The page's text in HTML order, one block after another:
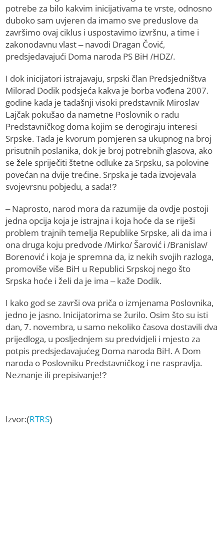
potrebe za bilo kakvim inicijativama te vrste, odnosno
duboko sam uvjeren da imamo sve preduslove da
završimo ovaj ciklus i uspostavimo izvršnu, a time i
zakonodavnu vlast – navodi Dragan Čović,
predsjedavajući Doma naroda PS BiH /HDZ/.
I dok inicijatori istrajavaju, srpski član Predsjedništva
Milorad Dodik podsjeća kakva je borba vođena 2007.
godine kada je tadašnji visoki predstavnik Miroslav
Lajčak pokušao da nametne Poslovnik o radu
Predstavničkog doma kojim se derogiraju interesi
Srpske. Tada je kvorum pomjeren sa ukupnog na broj
prisutnih poslanika, dok je broj potrebnih glasova, ako
se žele spriječiti štetne odluke za Srpsku, sa polovine
povećan na dvije trećine. Srpska je tada izvojevala
svojevrsnu pobjedu, a sada!?
– Naprosto, narod mora da razumije da ovdje postoji
jedna opcija koja je istrajna i koja hoće da se riješi
problem trajnih temelja Republike Srpske, ali da ima i
ona druga koju predvode /Mirko/ Šarović i /Branislav/
Borenović i koja je spremna da, iz nekih svojih razloga,
promoviše više BiH u Republici Srpskoj nego što
Srpska hoće i želi da je ima – kaže Dodik.
I kako god se završi ova priča o izmjenama Poslovnika,
jedno je jasno. Inicijatorima se žurilo. Osim što su isti
dan, 7. novembra, u samo nekoliko časova dostavili dva
prijedloga, u posljednjem su predvidjeli i mjesto za
potpis predsjedavajućeg Doma naroda BiH. A Dom
naroda o Poslovniku Predstavničkog i ne raspravlja.
Neznanje ili prepisivanje!?
Izvor:(RTRS)